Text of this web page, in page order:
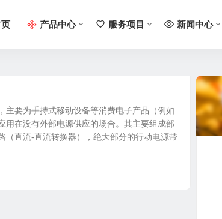
产品中心 服务项目 新闻中心
主要为手持式移动设备等消费电子产品（例如
用在没有外部电源供应的场合。其主要组成部
（直流-直流转换器），绝大部分的行动电源带